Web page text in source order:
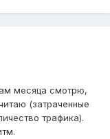
месяца смотрю,
(затраченные
трафика).